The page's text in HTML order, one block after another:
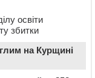
освіти
збитки
на Курщині